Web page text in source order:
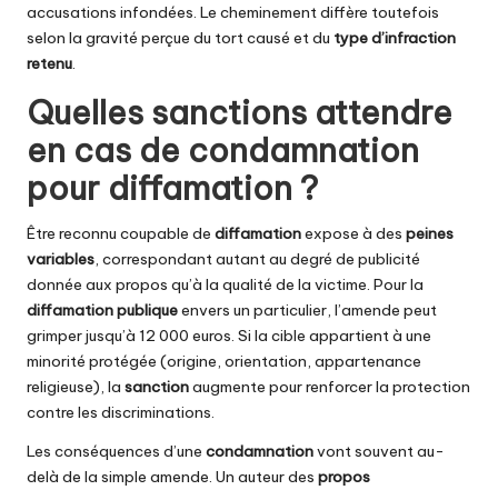
accusations infondées. Le cheminement diffère toutefois
selon la gravité perçue du tort causé et du type d’infraction
retenu
Quelles sanctions attendre
en cas de condamnation
pour diffamation ?
Être reconnu coupable de diffamationexpose à des peines
variables , correspondant autant au degré de publicité
donnée aux propos qu’à la qualité de la victime. Pour la
diffamation publiqueenvers un particulier, l’amende peut
grimper jusqu’à 12 000 euros. Si la cible appartient à une
minorité protégée (origine, orientation, appartenance
religieuse), la sanctionaugmente pour renforcer la protection
contre les discriminations.
Les conséquences d’une condamnationvont souvent au-
delà de la simple amende. Un auteur des propos